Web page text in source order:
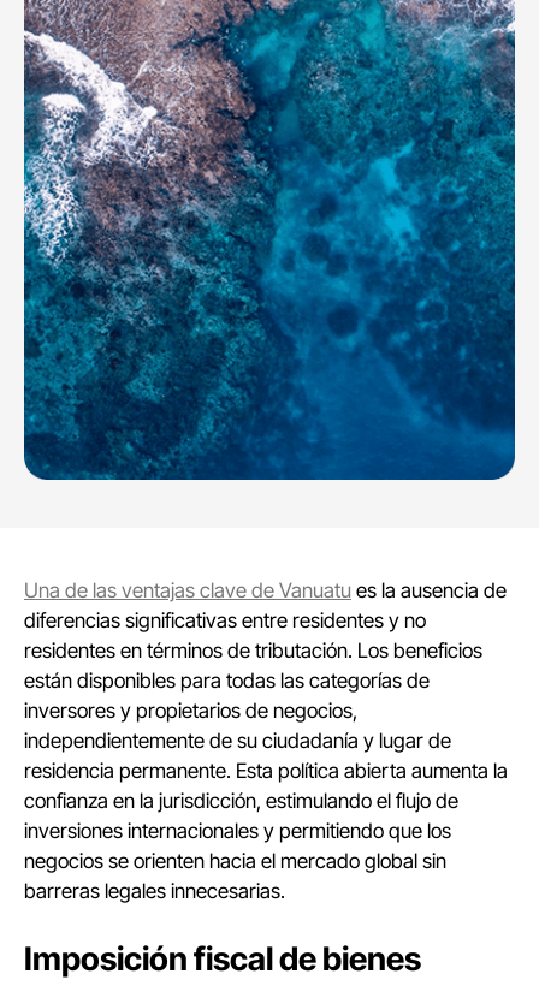
Una de las ventajas clave de Vanuatu es la ausencia de
diferencias significativas entre residentes y no
residentes en términos de tributación. Los beneficios
están disponibles para todas las categorías de
inversores y propietarios de negocios,
independientemente de su ciudadanía y lugar de
residencia permanente. Esta política abierta aumenta la
confianza en la jurisdicción, estimulando el flujo de
inversiones internacionales y permitiendo que los
negocios se orienten hacia el mercado global sin
barreras legales innecesarias.
Imposición fiscal de bienes